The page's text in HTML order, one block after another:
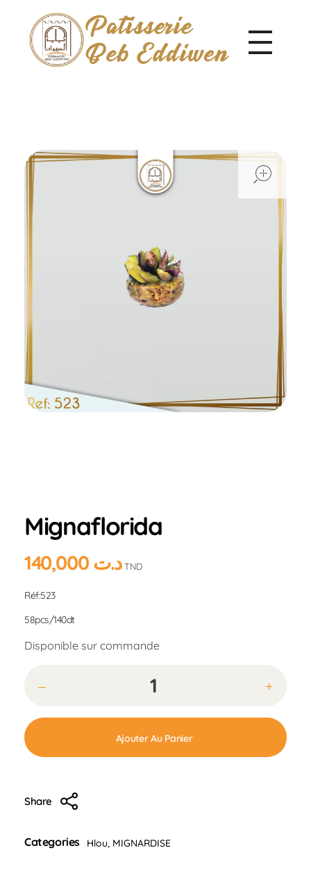
Mignaflorida
د.ت 140,000 TND
Réf:523
58pcs/140dt
Disponible sur commande
Ajouter Au Panier
Share
Categories Hlou, MIGNARDISE